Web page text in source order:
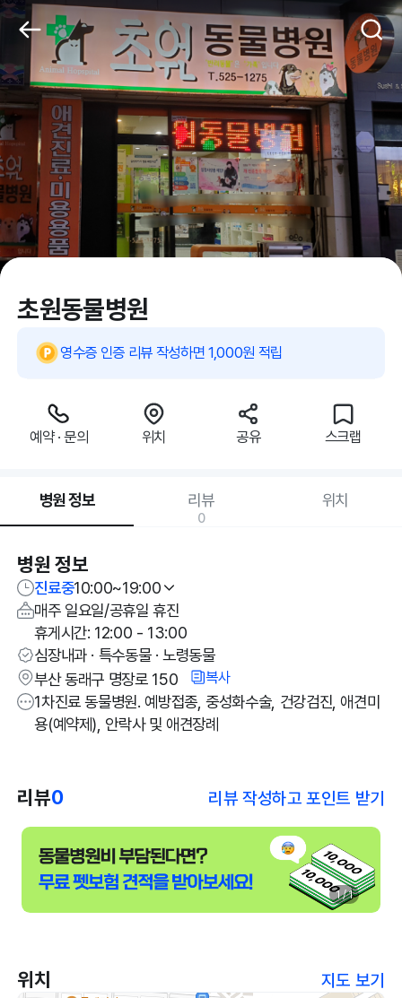
초원동물병원
영수증 인증 리뷰 작성하면 1,000원 적립
예약 · 문의 위치 공유 스크랩
병원 정보 리뷰
0
위치
병원 정보
진료중10:00~19:00
매주 일요일/공휴일 휴진
휴게시간: 12:00 - 13:00
심장내과 · 특수동물 · 노령동물
부산 동래구 명장로 150
복사
1차진료 동물병원. 예방접종, 중성화수술, 건강검진, 애견미
용(예약제), 안락사 및 애견장례
리뷰0 리뷰 작성하고 포인트 받기
1 / 1
위치 지도 보기